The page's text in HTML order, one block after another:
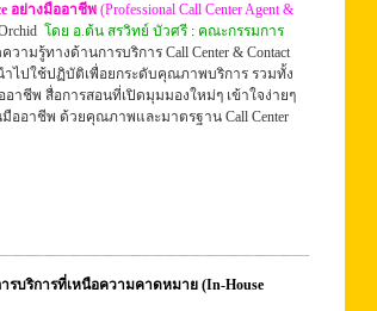
อย่างมืออาชีพ (Professional Call Center Agent &
โดย อ.ต้น สรวิทย์ บัวศรี : คณะกรรมการ
ามรู้ทางด้านการบริการ Call Center & Contact
ำไปใช้ปฏิบัติเพื่อยกระดับคุณภาพบริการ รวมทั้ง
อาชีพ สื่อการสอนที่เปิดมุมมองใหม่ๆ เข้าใจง่ายๆ
ออาชีพ ด้วยคุณภาพและมาตรฐาน Call Center
ารบริการที่เหนือความคาดหมาย (In-House